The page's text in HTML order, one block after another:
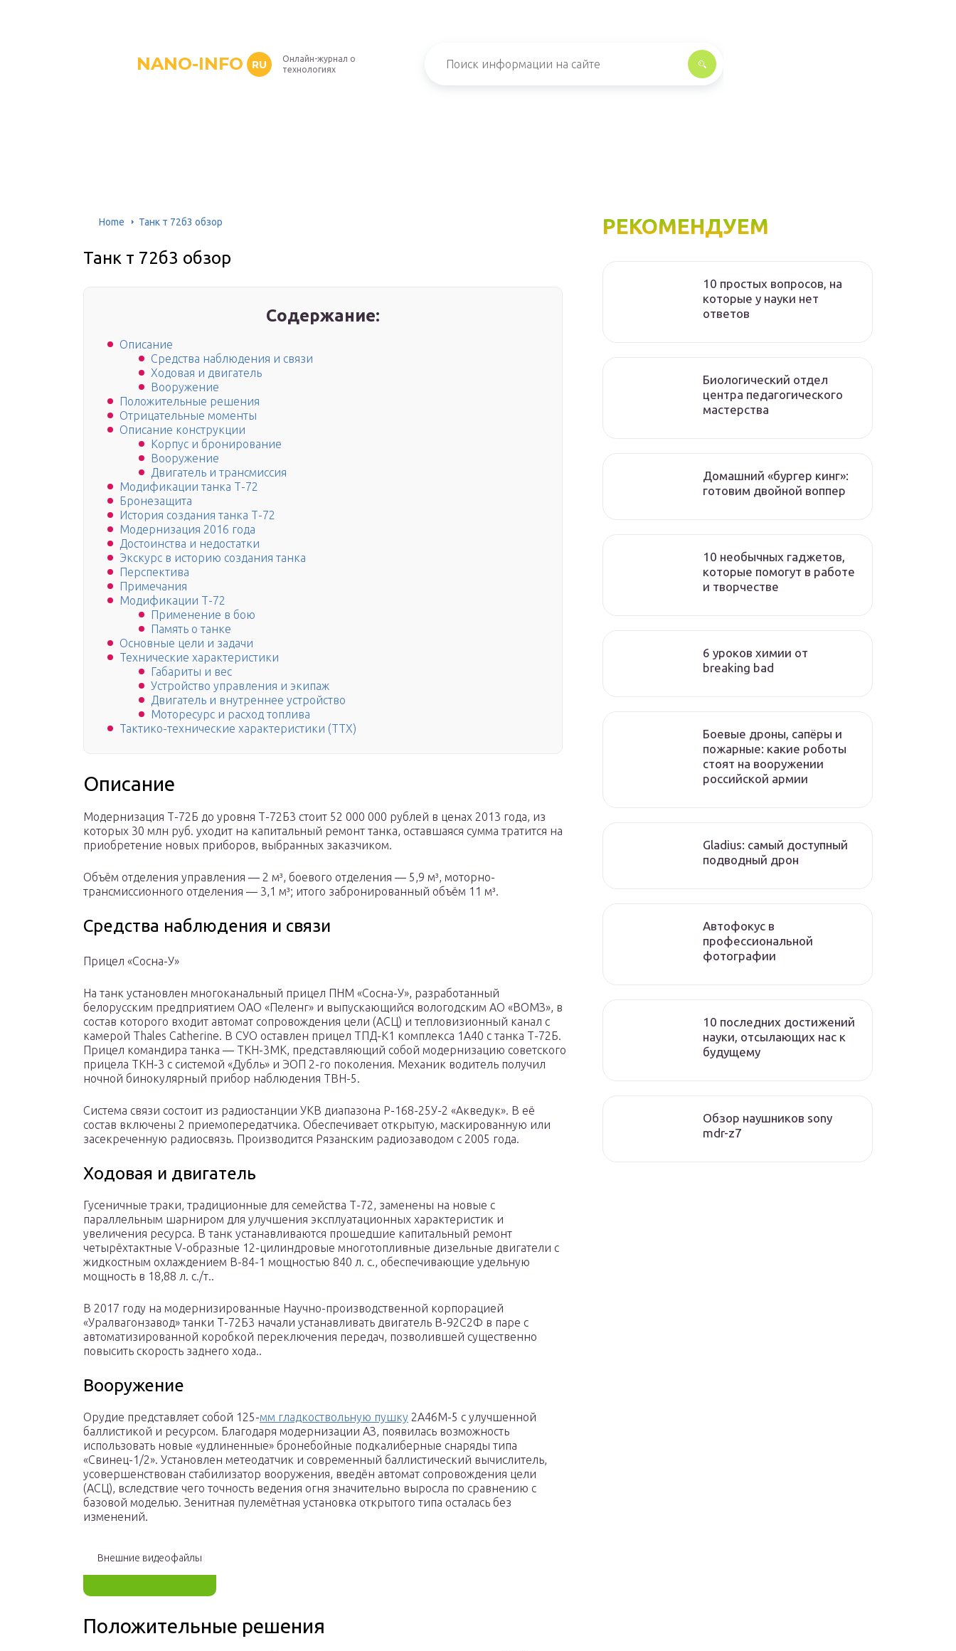
NANO-INFO RU
Онлайн-журнал о
технологиях
Home Танк т 72б3 обзор
Танк т 72б3 обзор
Содержание:
Описание
Средства наблюдения и связи
Ходовая и двигатель
Вооружение
Положительные решения
Отрицательные моменты
Описание конструкции
Корпус и бронирование
Вооружение
Двигатель и трансмиссия
Модификации танка Т-72
Бронезащита
История создания танка Т-72
Модернизация 2016 года
Достоинства и недостатки
Экскурс в историю создания танка
Перспектива
Примечания
Модификации Т-72
Применение в бою
Память о танке
Основные цели и задачи
Технические характеристики
Габариты и вес
Устройство управления и экипаж
Двигатель и внутреннее устройство
Моторесурс и расход топлива
Тактико-технические характеристики (ТТХ)
Описание
Модернизация Т-72Б до уровня Т-72Б3 стоит 52 000 000 рублей в ценах 2013 года, из
которых 30 млн руб. уходит на капитальный ремонт танка, оставшаяся сумма тратится на
приобретение новых приборов, выбранных заказчиком.
Объём отделения управления — 2 м³, боевого отделения — 5,9 м³, моторно-
трансмиссионного отделения — 3,1 м³; итого забронированный объём 11 м³.
Средства наблюдения и связи
Прицел «Сосна-У»
На танк установлен многоканальный прицел ПНМ «Сосна-У», разработанный
белорусским предприятием ОАО «Пеленг» и выпускающийся вологодским АО «ВОМЗ», в
состав которого входит автомат сопровождения цели (АСЦ) и тепловизионный канал с
камерой Thales Catherine. В СУО оставлен прицел ТПД-К1 комплекса 1А40 с танка Т-72Б.
Прицел командира танка — ТКН-3МК, представляющий собой модернизацию советского
прицела ТКН-3 с системой «Дубль» и ЭОП 2-го поколения. Механик водитель получил
ночной бинокулярный прибор наблюдения ТВН-5.
Система связи состоит из радиостанции УКВ диапазона Р-168-25У-2 «Акведук». В её
состав включены 2 приемопередатчика. Обеспечивает открытую, маскированную или
засекреченную радиосвязь. Производится Рязанским радиозаводом с 2005 года.
Ходовая и двигатель
Гусеничные траки, традиционные для семейства Т-72, заменены на новые с
параллельным шарниром для улучшения эксплуатационных характеристик и
увеличения ресурса. В танк устанавливаются прошедшие капитальный ремонт
четырёхтактные V-образные 12-цилиндровые многотопливные дизельные двигатели с
жидкостным охлаждением В-84-1 мощностью 840 л. с., обеспечивающие удельную
мощность в 18,88 л. с./т..
В 2017 году на модернизированные Научно-производственной корпорацией
«Уралвагонзавод» танки Т-72Б3 начали устанавливать двигатель В-92С2Ф в паре с
автоматизированной коробкой переключения передач, позволившей существенно
повысить скорость заднего хода..
Вооружение
Орудие представляет собой 125-мм гладкоствольную пушку 2А46М-5 с улучшенной
баллистикой и ресурсом. Благодаря модернизации АЗ, появилась возможность
использовать новые «удлиненные» бронебойные подкалиберные снаряды типа
«Свинец-1/2». Установлен метеодатчик и современный баллистический вычислитель,
усовершенствован стабилизатор вооружения, введён автомат сопровождения цели
(АСЦ), вследствие чего точность ведения огня значительно выросла по сравнению с
базовой моделью. Зенитная пулемётная установка открытого типа осталась без
изменений.
Внешние видеофайлы
Положительные решения
РЕКОМЕНДУЕМ
10 простых вопросов, на
которые у науки нет
ответов
Биологический отдел
центра педагогического
мастерства
Домашний «бургер кинг»:
готовим двойной воппер
10 необычных гаджетов,
которые помогут в работе
и творчестве
6 уроков химии от
breaking bad
Боевые дроны, сапёры и
пожарные: какие роботы
стоят на вооружении
российской армии
Gladius: самый доступный
подводный дрон
Автофокус в
профессиональной
фотографии
10 последних достижений
науки, отсылающих нас к
будущему
Обзор наушников sony
mdr-z7